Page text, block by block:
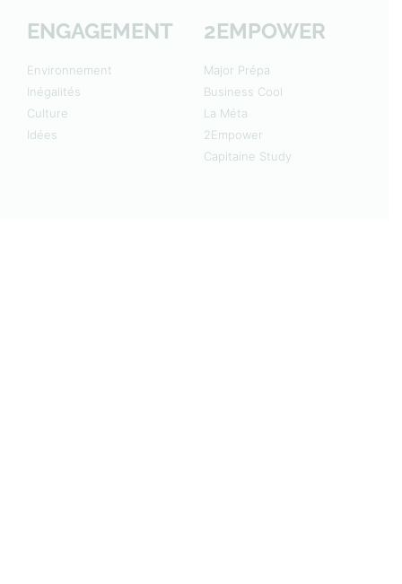
ENGAGEMENT
Environnement
Inégalités
Culture
Idées
2EMPOWER
Major Prépa
Business Cool
La Méta
2Empower
Capitaine Study